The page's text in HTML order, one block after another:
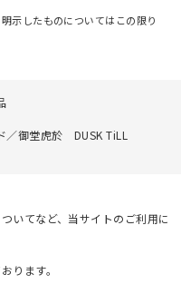
示したものについてはこの限り
／御堂虎於 DUSK TiLL
いてなど、当サイトのご利用に
ります。